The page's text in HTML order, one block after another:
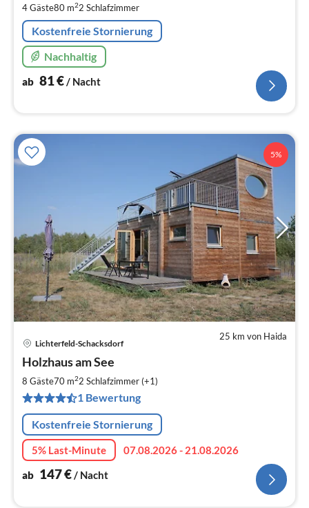
4 Gäste80 m22 Schlafzimmer
Kostenfreie Stornierung
Nachhaltig
ab 81€/ Nacht
5%
25 km von Haida
Lichterfeld-Schacksdorf
Holzhaus am See
8 Gäste70 m22 Schlafzimmer (+1)
1 Bewertung
Kostenfreie Stornierung
5% Last-Minute
07.08.2026 - 21.08.2026
ab 147€/ Nacht